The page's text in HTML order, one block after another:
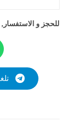
للحجز و